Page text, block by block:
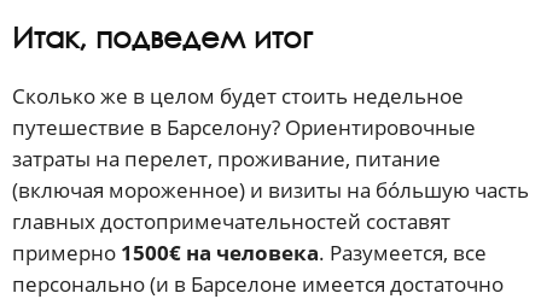
Итак, подведем итог
Сколько же в целом будет стоить недельное
путешествие в Барселону? Ориентировочные
затраты на перелет, проживание, питание
(включая мороженное) и визиты на бóльшую часть
главных достопримечательностей составят
примерно 1500€ на человека. Разумеется, все
персонально (и в Барселоне имеется достаточно